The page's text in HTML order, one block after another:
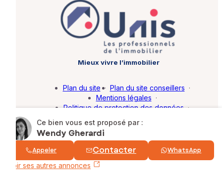
Ce bien vous est proposé par :
Wendy Gherardi
Appeler Contacter WhatsApp
Voir ses autres annonces
Mieux vivre l’immobilier
© SAFTI 2026. Tous droits réservés.
Plan du site · Plan du site conseillers ·
Mentions légales ·
Politique de protection des données ·